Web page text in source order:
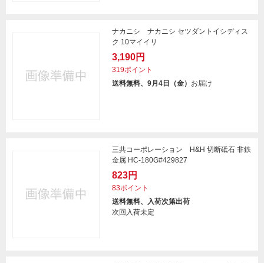
ナカニシ ナカニシ セツダントイシディス
ク 10マイイリ
3,190円
319ポイント
送料無料、9月4日（金） お届け
三共コーポレーション H&H 切断砥石 非鉄
金属 HC-180G#429827
823円
83ポイント
送料無料、入荷次第出荷
次回入荷未定